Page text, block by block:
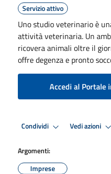
Servizio attivo
Uno studio veterinario è
attività veterinaria. Un
ricovera animali oltre il
offre degenza e pronto
Accedi al Portale
Condividi Vedi azioni
Argomenti:
Imprese